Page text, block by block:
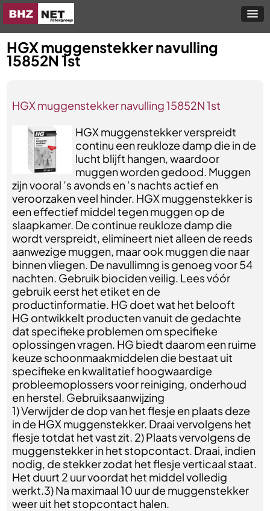
HGX muggenstekker navulling
15852N 1st
HGX muggenstekker navulling 15852N 1st
HGX muggenstekker verspreidt
continu een reukloze damp die in de
lucht blijft hangen, waardoor
muggen worden gedood. Muggen
zijn vooral ’s avonds en ’s nachts actief en
veroorzaken veel hinder. HGX muggenstekker is
een effectief middel tegen muggen op de
slaapkamer. De continue reukloze damp die
wordt verspreidt, elimineert niet alleen de reeds
aanwezige muggen, maar ook muggen die naar
binnen vliegen. De navullimng is genoeg voor 54
nachten. Gebruik biociden veilig. Lees vóór
gebruik eerst het etiket en de
productinformatie. HG doet wat het belooft
HG ontwikkelt producten vanuit de gedachte
dat specifieke problemen om specifieke
oplossingen vragen. HG biedt daarom een ruime
keuze schoonmaakmiddelen die bestaat uit
specifieke en kwalitatief hoogwaardige
probleemoplossers voor reiniging, onderhoud
en herstel. Gebruiksaanwijzing
1) Verwijder de dop van het flesje en plaats deze
in de HGX muggenstekker. Draai vervolgens het
flesje totdat het vast zit. 2) Plaats vervolgens de
muggenstekker in het stopcontact. Draai, indien
nodig, de stekker zodat het flesje verticaal staat.
Het duurt 2 uur voordat het middel volledig
werkt.3) Na maximaal 10 uur de muggenstekker
weer uit het stopcontact halen.